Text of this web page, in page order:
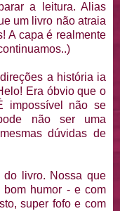
a leitura. Alias
um livro não atraia
A capa é realmente
a história ia
Era óbvio que o
impossível não se
não ser uma
dúvidas de
livro. Nossa que
bom humor - e com
super fofo e com